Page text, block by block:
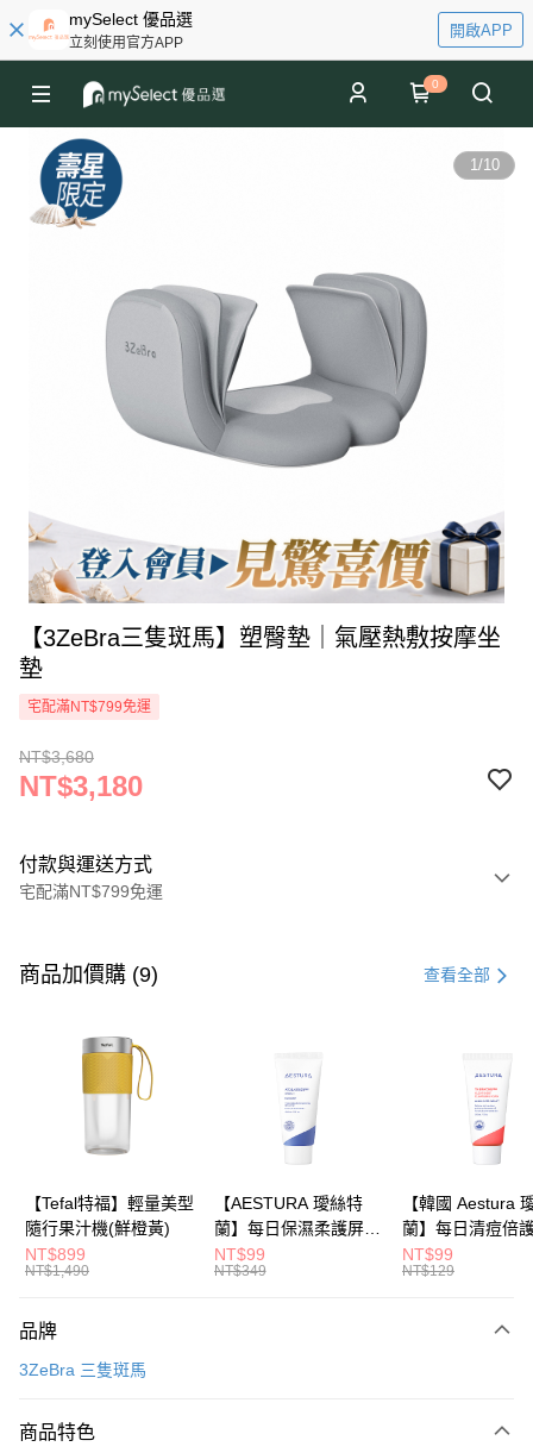
mySelect 優品選
立刻使用官方APP
開啟APP
0
1/10
【3ZeBra三隻斑馬】塑臀墊｜氣壓熱敷按摩坐
墊
宅配滿NT$799免運
NT$3,680
NT$3,180
付款與運送方式
宅配滿NT$799免運
信用卡一次付款
3 期 0 利率 每期
合作金庫商業銀行
第一商業銀行
華南商業銀行
彰化商業銀行
上海商業儲蓄銀行
台北富邦商業銀行
兆豐國際商業銀行
臺灣中小企業銀行
台中商業銀行
匯豐（台灣）商業銀行
華泰商業銀行
聯邦商業銀行
遠東國際商業銀行
元大商業銀行
台灣樂天信用卡公司
6 期 0 利率 每期 21家銀行
合作金庫商業銀行
第一商業銀行
華南商業銀行
彰化商業銀行
國泰世華商業銀行
兆豐國際商業銀行
臺灣中小企業銀行
台中商業銀行
匯豐（台灣）商業銀行
聯邦商業銀行
玉山商業銀行
台灣樂天信用卡公司
大哥付你分期
相關說明
【大哥付你分期使用說明】
2.付款方式選擇「大哥付你分期」，訂單成立後會自動跳轉到大哥付的交易
流程，驗證手機門號後，選擇欲分期的期數、繳款截止日，確認付款後即完
成交易。
消。如遇「轉專審核」未通過狀況，表示未達大哥付你分期系統評分，恕無
每筆NT$80，滿NT$799(含以上)免運費
商品加價購 (9) 查看全部
【Tefal特福】輕量美型
隨行果汁機(鮮橙黃)
NT$899
NT$1,490
【AESTURA 璦絲特
蘭】每日保濕柔護屏障
修護霜 30ml
NT$99
NT$349
【韓國 Aestura
蘭】每日清痘倍
潔面泡沫 30g
NT$99
NT$129
品牌
3ZeBra 三隻斑馬
商品特色